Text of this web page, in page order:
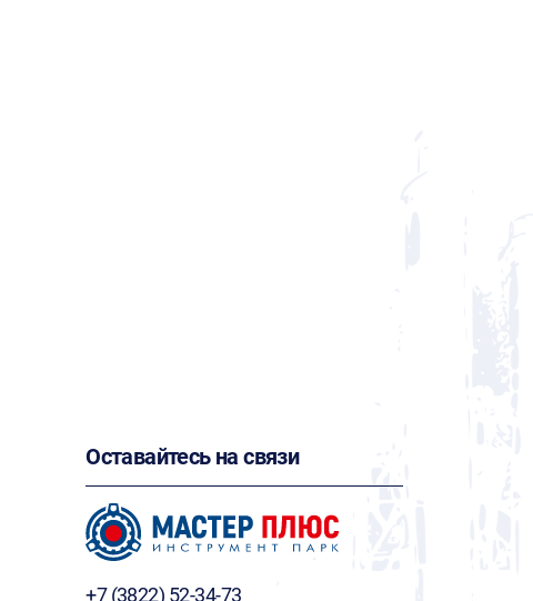
Оставайтесь на связи
+7 (3822) 52-34-73